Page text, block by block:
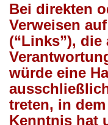
Bei direkten
Verweisen
(“Links”),
würde eine
treten, in
Kenntnis hat